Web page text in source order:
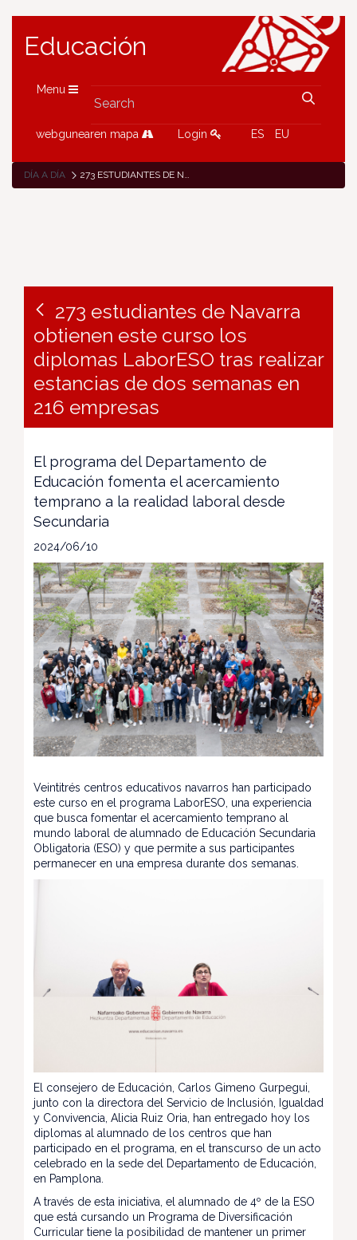
Educación
Menu
webgunearen mapa Login ES EU
DÍA A DÍA 273 ESTUDIANTES DE NAVARRA OBTIENEN ESTE CURSO LOS DIPLOMAS LABORESO TRAS REALIZAR ESTANCIAS DE DOS SEMANAS EN 216 EMPRESAS
273 estudiantes de Navarra
obtienen este curso los
diplomas LaborESO tras realizar
estancias de dos semanas en
216 empresas
El programa del Departamento de
Educación fomenta el acercamiento
temprano a la realidad laboral desde
Secundaria
2024/06/10
Veintitrés centros educativos navarros han participado
este curso en el programa LaborESO, una experiencia
que busca fomentar el acercamiento temprano al
mundo laboral de alumnado de Educación Secundaria
Obligatoria (ESO) y que permite a sus participantes
permanecer en una empresa durante dos semanas.
El consejero de Educación, Carlos Gimeno Gurpegui,
junto con la directora del Servicio de Inclusión, Igualdad
y Convivencia, Alicia Ruiz Oria, han entregado hoy los
diplomas al alumnado de los centros que han
participado en el programa, en el transcurso de un acto
celebrado en la sede del Departamento de Educación,
en Pamplona.
A través de esta iniciativa, el alumnado de 4º de la ESO
que está cursando un Programa de Diversificación
Curricular tiene la posibilidad de mantener un primer